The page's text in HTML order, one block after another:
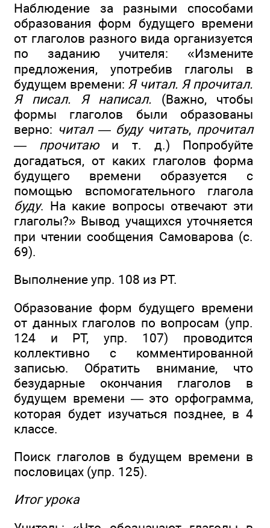
Наблюдение за разными способами
образования форм будущего времени
от глаголов разного вида организуется
по заданию учителя: «Измените
предложения, употребив глаголы в
будущем времени: Я читал. Я прочитал.
Я писал. Я написал. (Важно, чтобы
формы глаголов были образованы
верно: читал— буду читать, прочитал
— прочитаюи т. д.) Попробуйте
догадаться, от каких глаголов форма
будущего времени образуется с
помощью вспомогательного глагола
буду. На какие вопросы отвечают эти
глаголы?» Вывод учащихся уточняется
при чтении сообщения Самоварова (с.
69).
Выполнение упр. 108 из РТ.
Образование форм будущего времени
от данных глаголов по вопросам (упр.
124 и РТ, упр. 107) проводится
коллективно с комментированной
записью. Обратить внимание, что
безударные окончания глаголов в
будущем времени — это орфограмма,
которая будет изучаться позднее, в 4
классе.
Поиск глаголов в будущем времени в
пословицах (упр. 125).
Итог урока